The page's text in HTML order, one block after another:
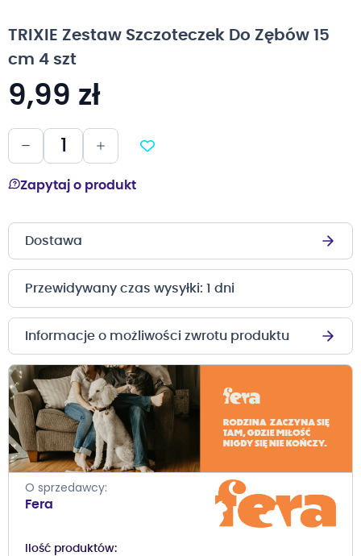
galerii
TRIXIE Zestaw Szczoteczek Do Zębów 15
cm 4 szt
9,99 zł
Zapytaj o produkt
Dostawa
Przewidywany czas wysyłki: 1 dni
Informacje o możliwości zwrotu produktu
O sprzedawcy
Fera
Ilość produktów